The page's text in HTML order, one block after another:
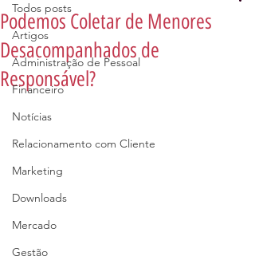
Todos posts
Artigos
Administração de Pessoal
Financeiro
Notícias
Relacionamento com Cliente
Marketing
Downloads
Mercado
Gestão
Podemos Coletar de Menores
Desacompanhados de
Responsável?